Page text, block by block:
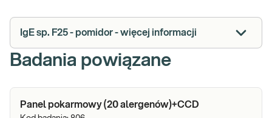
IgE sp. F25 - pomidor - więcej informacji
Badania powiązane
Panel pokarmowy (20 alergenów)+CCD